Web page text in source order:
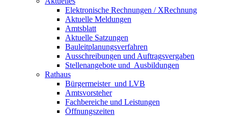
Elektronische Rechnungen / XRechnung
Aktuelle Meldungen
Amtsblatt
Aktuelle Satzungen
Bauleitplanungsverfahren
Ausschreibungen und Auftragsvergaben
Stellenangebote und ­­ Ausbildungen
Rathaus
Bürgermeister ­ und LVB
Amtsvorsteher
Fachbereiche und Leistungen
Öffnungszeiten